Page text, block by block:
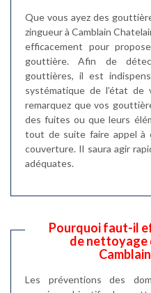
Que vous ayez des
zingueur à Camblain
efficacement pour
gouttière. Afin de
gouttières, il est
systématique de l’état
remarquez que vos
des fuites ou que leurs
tout de suite faire appel à
couverture. Il saura agir
adéquates.
Pourquoi faut-il
de nettoyage
Les préventions des